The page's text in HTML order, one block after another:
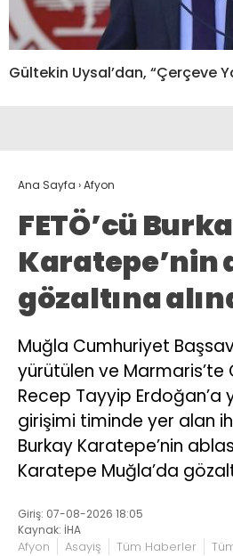
Gültekin Uysal’dan, “Çerçeve
Ana Sayfa ›Afyon
FETÖ’cü
Karatepe’nin
gözaltına
Muğla Cumhuriyet
yürütülen ve Marmaris’te
Recep Tayyip Erdoğan’a
girişimi timinde yer alan
Burkay Karatepe’nin
Karatepe Muğla’da
Giriş: 07-08-2026 18:05
Kaynak: İHA
Afyon Asayiş Tüm Haberler